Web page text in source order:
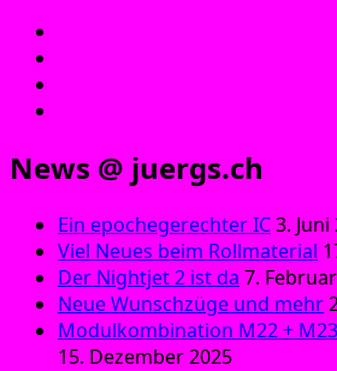
News @ juergs.ch
Ein epochegerechter IC3. Juni
Viel Neues beim Rollmaterial
Der Nightjet 2 ist da 7.
Neue Wunschzüge und mehr
Modulkombination M22 +
15. Dezember 2025